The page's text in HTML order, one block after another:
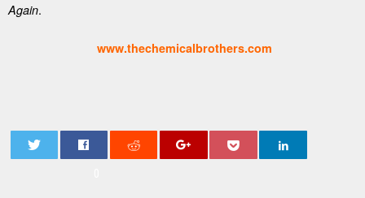
Again.
www.thechemicalbrothers.com